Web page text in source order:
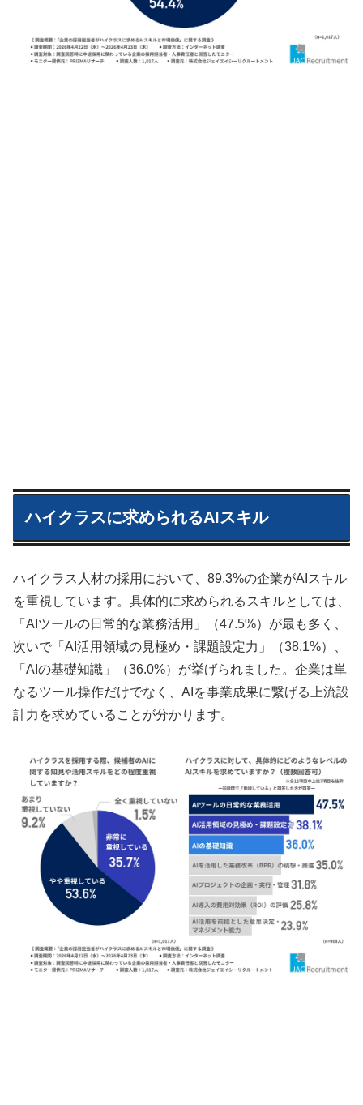
ハイクラスに求められるAIスキル
ハイクラス人材の採用において、89.3%の企業がAIスキル
を重視しています。具体的に求められるスキルとしては、
「AIツールの日常的な業務活用」（47.5%）が最も多く、
次いで「AI活用領域の見極め・課題設定力」（38.1%）、
「AIの基礎知識」（36.0%）が挙げられました。企業は単
なるツール操作だけでなく、AIを事業成果に繋げる上流設
計力を求めていることが分かります。